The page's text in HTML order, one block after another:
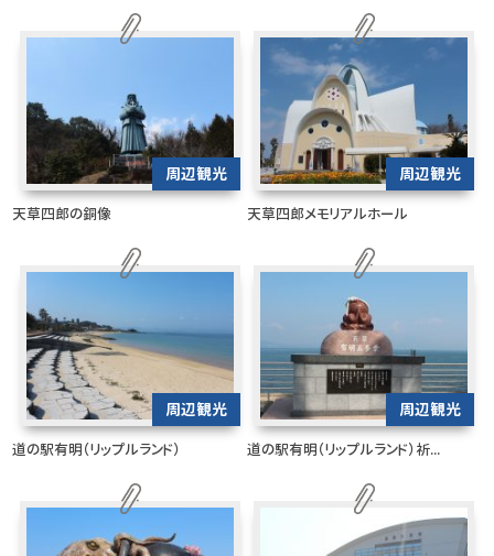
周辺観光
天草四郎の銅像
周辺観光
天草四郎メモリアルホール
周辺観光
道の駅有明（リップルランド）
周辺観光
道の駅有明（リップルランド）祈...